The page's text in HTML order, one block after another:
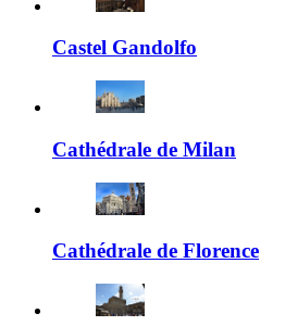
Castel Gandolfo
Cathédrale de Milan
Cathédrale de Florence